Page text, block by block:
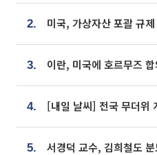
2.
3.
4.
5.